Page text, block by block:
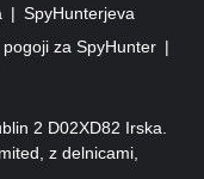
SpyHunterjeva
pogoji za SpyHunter
2 D02XD82 Irska.
z delnicami,